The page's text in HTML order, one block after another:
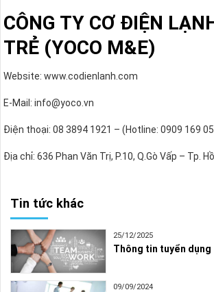
CÔNG TY CƠ ĐIỆN
TRẺ (YOCO M&E)
Website: www.codienlanh.com
E-Mail: info@yoco.vn
Điện thoại: 08 3894 1921 – (Hotline: 0909 169
Địa chỉ: 636 Phan Văn Trị, P.10, Q.Gò Vấp – Tp.
Tin tức khác
25/12/2025
Thông tin tuyển dụng
09/09/2024